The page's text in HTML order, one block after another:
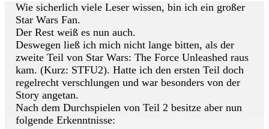
Wie sicherlich viele Leser wissen, bin ich ein großer
Star Wars Fan.
Der Rest weiß es nun auch.
Deswegen ließ ich mich nicht lange bitten, als der
zweite Teil von Star Wars: The Force Unleashed raus
kam. (Kurz: STFU2). Hatte ich den ersten Teil doch
regelrecht verschlungen und war besonders von der
Story angetan.
Nach dem Durchspielen von Teil 2 besitze aber nun
folgende Erkenntnisse: